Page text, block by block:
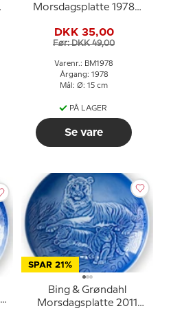
Morsdagsplatte 1978
DKK 35,00
Før: DKK 49,00
Varenr.: BM1978
Årgang: 1978
Mål: Ø: 15 cm
PÅ LAGER
Se vare
SPAR 21%
Bing & Grøndahl
Morsdagsplatte 2011